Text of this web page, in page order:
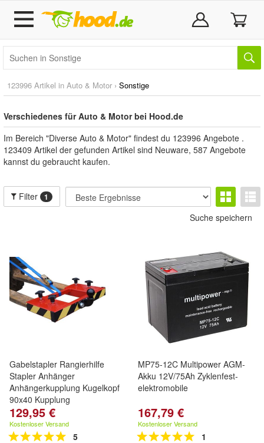
123996 Artikel in Auto & Motor › Sonstige
Verschiedenes für Auto & Motor bei Hood.de
Im Bereich "Diverse Auto & Motor" findest du 123996 Angebote .
123409 Artikel der gefunden Artikel sind Neuware, 587 Angebote
kannst du gebraucht kaufen.
Filter 1
Suche speichern
Gabelstapler Rangierhilfe
Stapler Anhänger
Anhängerkupplung Kugelkopf
90x40 Kupplung
129,95 €
Kostenloser Versand
5
MP75-12C Multipower AGM-
Akku 12V/75Ah Zyklenfest-
elektromobile
167,79 €
Kostenloser Versand
1